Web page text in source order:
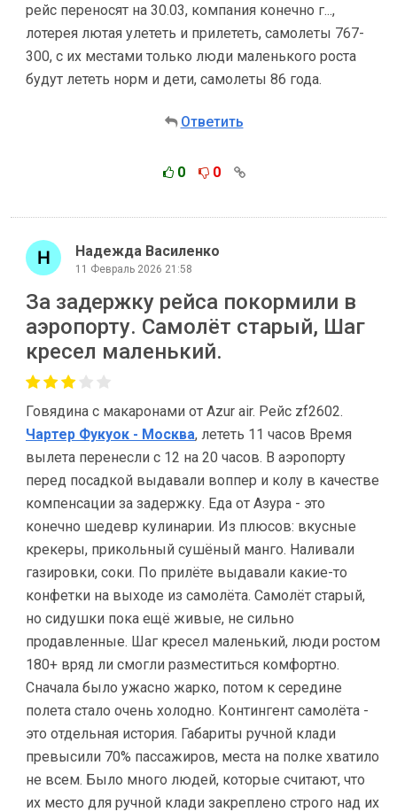
рейс переносят на 30.03, компания конечно г...,
лотерея лютая улететь и прилететь, самолеты 767-
300, с их местами только люди маленького роста
будут лететь норм и дети, самолеты 86 года.
Ответить
0 0
Надежда Василенко
11 Февраль 2026 21:58
За задержку рейса покормили в
аэропорту. Самолёт старый, Шаг
кресел маленький.
Говядина с макаронами от Azur air. Рейс zf2602.
Чартер Фукуок - Москва, лететь 11 часов Время
вылета перенесли с 12 на 20 часов. В аэропорту
перед посадкой выдавали воппер и колу в качестве
компенсации за задержку. Еда от Азура - это
конечно шедевр кулинарии. Из плюсов: вкусные
крекеры, прикольный сушёный манго. Наливали
газировки, соки. По прилёте выдавали какие-то
конфетки на выходе из самолёта. Самолёт старый,
но сидушки пока ещё живые, не сильно
продавленные. Шаг кресел маленький, люди ростом
180+ вряд ли смогли разместиться комфортно.
Сначала было ужасно жарко, потом к середине
полета стало очень холодно. Контингент самолёта -
это отдельная история. Габариты ручной клади
превысили 70% пассажиров, места на полке хватило
не всем. Было много людей, которые считают, что
их место для ручной клади закреплено строго над их